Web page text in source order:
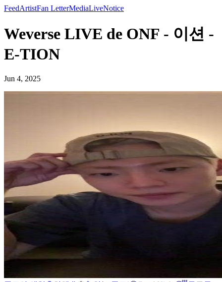
FeedArtistFan LetterMediaLiveNotice
Weverse LIVE de ONF - 이션 -
E-TION
Jun 4, 2025